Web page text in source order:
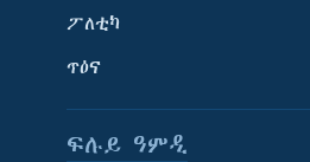
ፖለቲካ
ጥዕና
ፍሉይ ዓምዲ